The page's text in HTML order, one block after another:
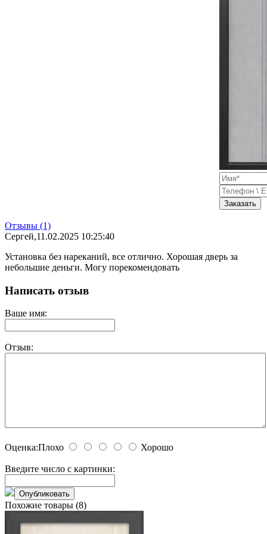
Заказать
Отзывы (1)
Сергей,11.02.2025 10:25:40
Установка без нареканий, все отлично. Хорошая дверь за
небольшие деньги. Могу порекомендовать
Написать отзыв
Ваше имя:
Отзыв:
Оценка:Плохо Хорошо
Введите число с картинки:
Похожие товары (8)